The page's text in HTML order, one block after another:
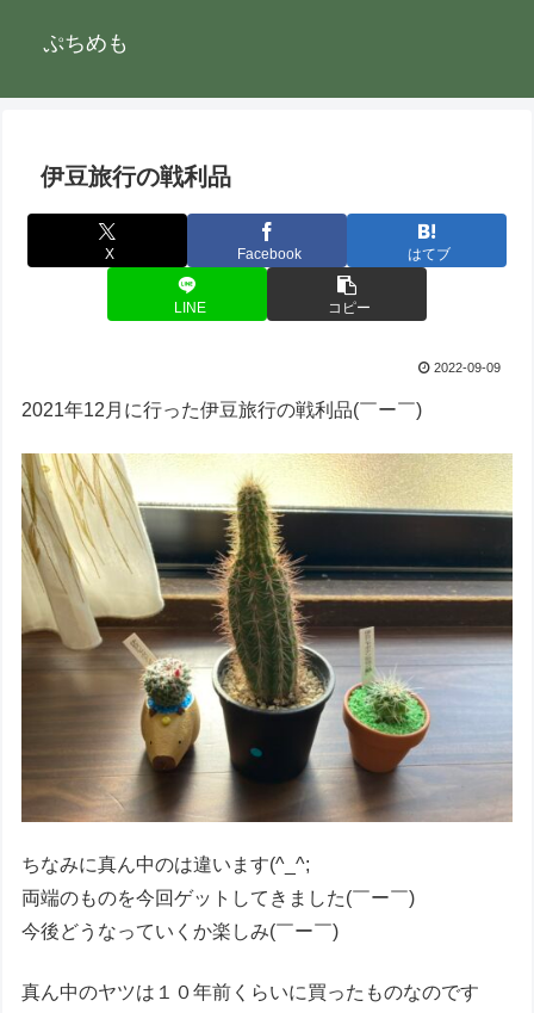
ぷちめも
伊豆旅行の戦利品
X Facebook はてブ
LINE コピー
2022-09-09
2021年12月に行った伊豆旅行の戦利品(￣ー￣)
ちなみに真ん中のは違います(^_^;
両端のものを今回ゲットしてきました(￣ー￣)
今後どうなっていくか楽しみ(￣ー￣)
真ん中のヤツは１０年前くらいに買ったものなのです